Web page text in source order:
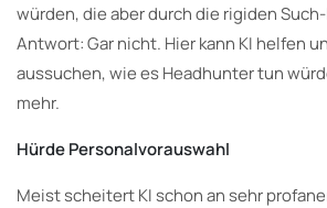
würden, die aber durch die rigiden
Antwort: Gar nicht. Hier kann KI helfen
aussuchen, wie es Headhunter tun
mehr.
Hürde Personalvorauswahl
Meist scheitert KI schon an sehr